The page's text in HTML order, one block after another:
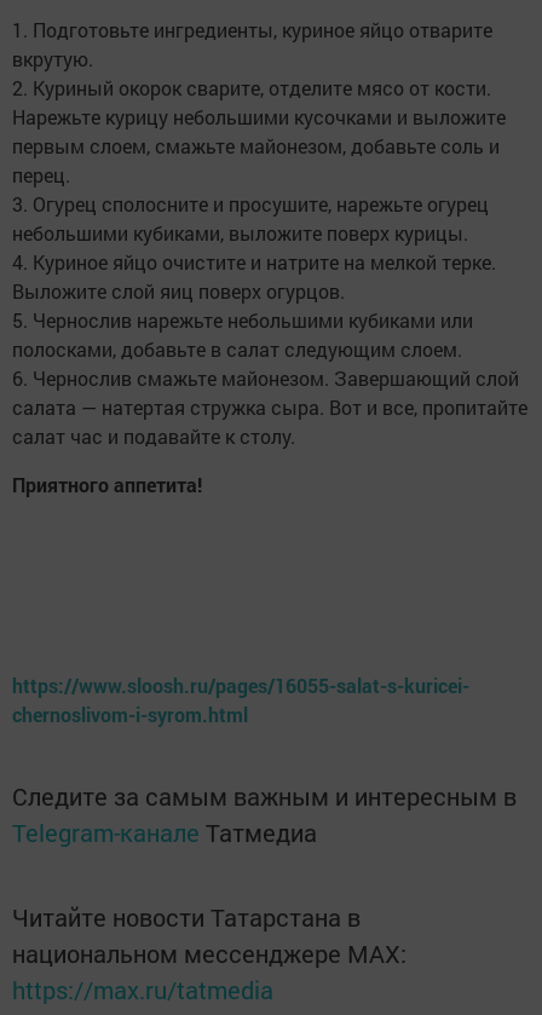
1. Подготовьте ингредиенты, куриное яйцо отварите
вкрутую.
2. Куриный окорок сварите, отделите мясо от кости.
Нарежьте курицу небольшими кусочками и выложите
первым слоем, смажьте майонезом, добавьте соль и
перец.
3. Огурец сполосните и просушите, нарежьте огурец
небольшими кубиками, выложите поверх курицы.
4. Куриное яйцо очистите и натрите на мелкой терке.
Выложите слой яиц поверх огурцов.
5. Чернослив нарежьте небольшими кубиками или
полосками, добавьте в салат следующим слоем.
6. Чернослив смажьте майонезом. Завершающий слой
салата — натертая стружка сыра. Вот и все, пропитайте
салат час и подавайте к столу.
Приятного аппетита!
https://www.sloosh.ru/pages/16055-salat-s-kuricei-
chernoslivom-i-syrom.html
Следите за самым важным и интересным в
Telegram-канале Татмедиа
Читайте новости Татарстана в
национальном мессенджере MАХ:
https://max.ru/tatmedia